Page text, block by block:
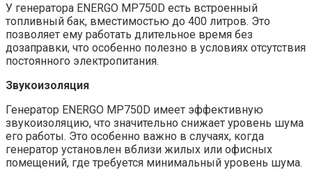
У генератора ENERGO MP750D есть встроенный
топливный бак, вместимостью до 400 литров. Это
позволяет ему работать длительное время без
дозаправки, что особенно полезно в условиях отсутствия
постоянного электропитания.
Звукоизоляция
Генератор ENERGO MP750D имеет эффективную
звукоизоляцию, что значительно снижает уровень шума
его работы. Это особенно важно в случаях, когда
генератор установлен вблизи жилых или офисных
помещений, где требуется минимальный уровень шума.